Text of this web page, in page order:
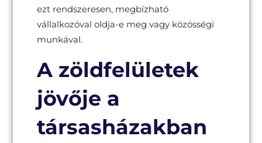
ezt rendszeresen, megbízható
vállalkozóval oldja-e meg vagy közösségi
munkával.
A zöldfelületek
jövője a
társasházakban